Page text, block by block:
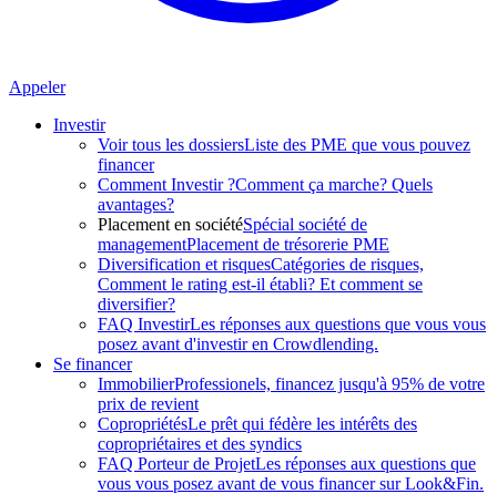
Appeler
Investir
Voir tous les dossiersListe des PME que vous pouvez
financer
Comment Investir ?Comment ça marche? Quels
avantages?
Placement en sociétéSpécial société de
managementPlacement de trésorerie PME
Diversification et risquesCatégories de risques,
Comment le rating est-il établi? Et comment se
diversifier?
FAQ InvestirLes réponses aux questions que vous vous
posez avant d'investir en Crowdlending.
Se financer
ImmobilierProfessionels, financez jusqu'à 95% de votre
prix de revient
CopropriétésLe prêt qui fédère les intérêts des
copropriétaires et des syndics
FAQ Porteur de ProjetLes réponses aux questions que
vous vous posez avant de vous financer sur Look&Fin.